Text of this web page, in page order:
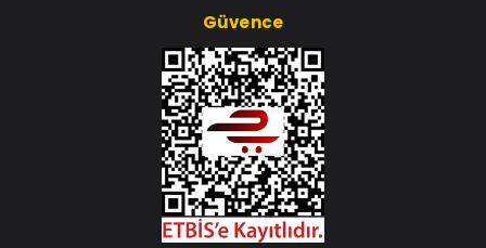
Güvence